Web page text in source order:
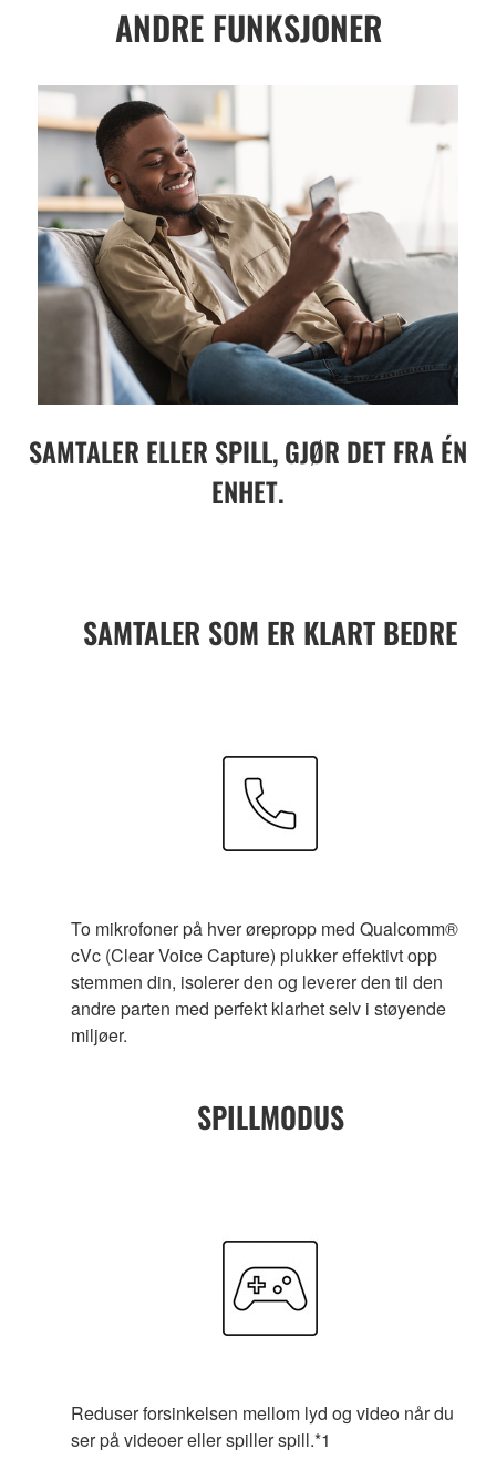
ANDRE FUNKSJONER
SAMTALER ELLER SPILL, GJØR DET FRA ÉN
ENHET.
SAMTALER SOM ER KLART BEDRE
To mikrofoner på hver ørepropp med Qualcomm®
cVc (Clear Voice Capture) plukker effektivt opp
stemmen din, isolerer den og leverer den til den
andre parten med perfekt klarhet selv i støyende
miljøer.
SPILLMODUS
Reduser forsinkelsen mellom lyd og video når du
ser på videoer eller spiller spill.*1